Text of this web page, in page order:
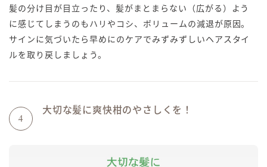
髪の分け目が目立ったり、髪がまとまらない（広がる）よう
に感じてしまうのもハリやコシ、ボリュームの減退が原因。
サインに気づいたら早めにのケアでみずみずしいヘアスタイ
ルを取り戻しましょう。
4
大切な髪に爽快柑のやさしくを！